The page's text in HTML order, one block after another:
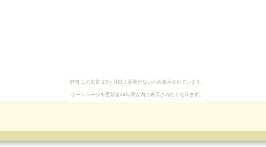
[PR] この広告は3ヶ月以上更新がないため表示されています。
ホームページを更新後24時間以内に表示されなくなります。